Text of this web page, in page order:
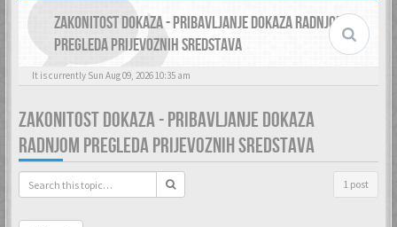
ZAKONITOST DOKAZA - PRIBAVLJANJE DOKAZA RADNJOM
PREGLEDA PRIJEVOZNIH SREDSTAVA
It is currently Sun Aug 09, 2026 10:35 am
ZAKONITOST DOKAZA - PRIBAVLJANJE DOKAZA
RADNJOM PREGLEDA PRIJEVOZNIH SREDSTAVA
1 post